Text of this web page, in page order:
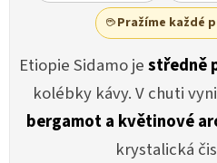
☕ Pražíme každé
Etiopie Sidamo jestředně
kolébky kávy. V chuti
bergamot a květinové
krystalická